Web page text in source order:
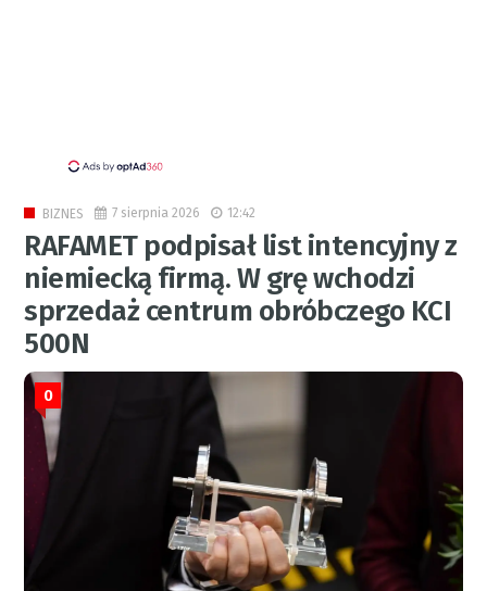
BIZNES 7 sierpnia 2026 12:42
RAFAMET podpisał list intencyjny z
niemiecką firmą. W grę wchodzi
sprzedaż centrum obróbczego KCI
500N
0